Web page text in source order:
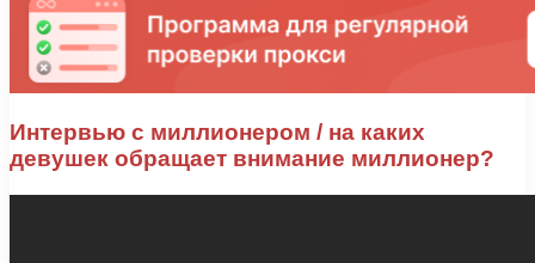
Интервью с миллионером / на каких
девушек обращает внимание миллионер?